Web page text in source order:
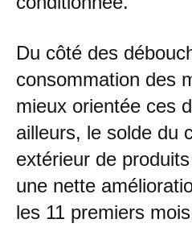
Du côté des
consommation des
mieux orientée ces
ailleurs, le solde du
extérieur de
une nette
les 11 premiers mois